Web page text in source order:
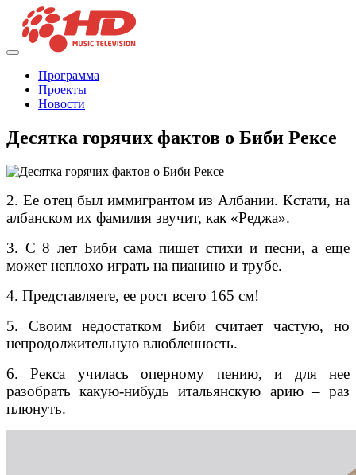
Программа
Проекты
Новости
Десятка горячих фактов о Биби Рексе
2. Ее отец был иммигрантом из Албании. Кстати, на
албанском их фамилия звучит, как «Реджа».
3. С 8 лет Биби сама пишет стихи и песни, а еще
может неплохо играть на пианино и трубе.
4. Представляете, ее рост всего 165 см!
5. Своим недостатком Биби считает частую, но
непродолжительную влюбленность.
6. Рекса училась оперному пению, и для нее
разобрать какую-нибудь итальянскую арию – раз
плюнуть.